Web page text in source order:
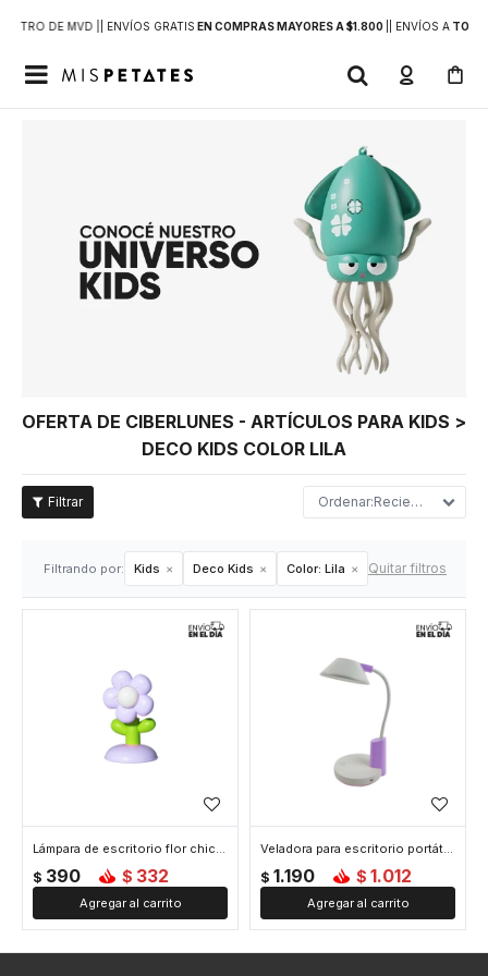
DE MVD | | ENVÍOS GRATIS EN COMPRAS MAYORES A $1.800 | ENVÍOS ATODO

OFERTA DE CIBERLUNES - ARTÍCULOS PARA KIDS >
DECO KIDS COLOR LILA
Recientes
Filtrando por: Kids Deco Kids Color: Lila Quitar filtros
Lámpara de escritorio flor chica - Lila
$ 390 $ 332
Veladora para escritorio portátil - Lila
$ 1.190 $ 1.012